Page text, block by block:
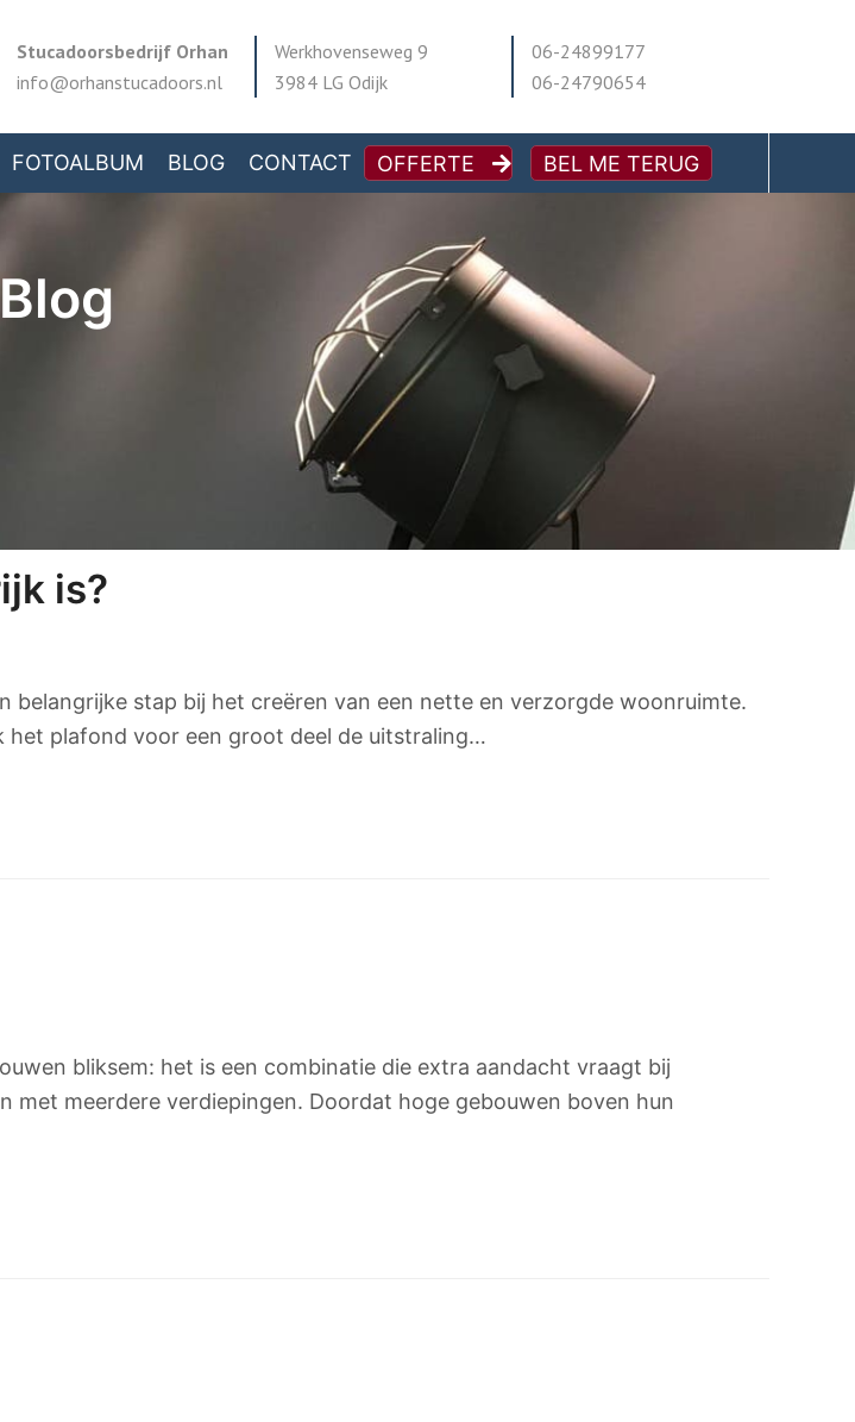
Stucadoorsbedrijf Orhan
info@orhanstucadoors.nl
Werkhovenseweg 9
3984 LG Odijk
06-24899177
06-24790654
FOTOALBUM BLOG CONTACT OFFERTE BEL ME TERUG
is?
stap bij het creëren van een nette en verzorgde woonruimte.
het plafond voor een groot deel de uitstraling…
bliksem: het is een combinatie die extra aandacht vraagt bij
meerdere verdiepingen. Doordat hoge gebouwen boven hun